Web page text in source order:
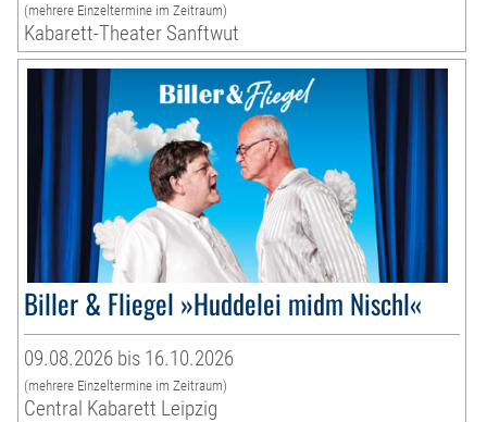
(mehrere Einzeltermine im Zeitraum)
Kabarett-Theater Sanftwut
Biller & Fliegel »Huddelei midm Nischl«
09.08.2026 bis 16.10.2026
(mehrere Einzeltermine im Zeitraum)
Central Kabarett Leipzig